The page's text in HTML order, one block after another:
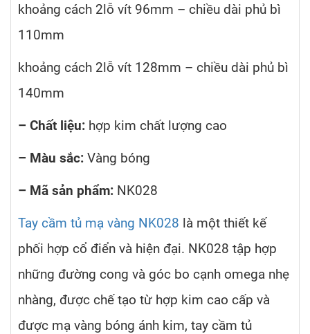
khoảng cách 2lỗ vít 96mm – chiều dài phủ bì
110mm
khoảng cách 2lỗ vít 128mm – chiều dài phủ bì
140mm
– Chất liệu: hợp kim chất lượng cao
– Màu sắc: Vàng bóng
– Mã sản phẩm: NK028
Tay cầm tủ mạ vàng NK028 là một thiết kế
phối hợp cổ điển và hiện đại. NK028 tập hợp
những đường cong và góc bo cạnh omega nhẹ
nhàng, được chế tạo từ hợp kim cao cấp và
được mạ vàng bóng ánh kim, tay cầm tủ